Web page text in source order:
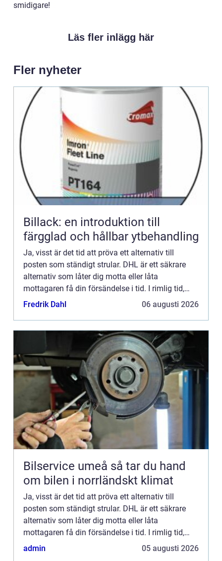
smidigare!
Läs fler inlägg här
Fler nyheter
Billack: en introduktion till
färgglad och hållbar ytbehandling
Ja, visst är det tid att pröva ett alternativ till
posten som ständigt strular. DHL är ett säkrare
alternativ som låter dig motta eller låta
mottagaren få din försändelse i tid. I rimlig tid,
eller...
Fredrik Dahl 06 augusti 2026
Bilservice umeå så tar du hand
om bilen i norrländskt klimat
Ja, visst är det tid att pröva ett alternativ till
posten som ständigt strular. DHL är ett säkrare
alternativ som låter dig motta eller låta
mottagaren få din försändelse i tid. I rimlig tid,
eller...
admin 05 augusti 2026